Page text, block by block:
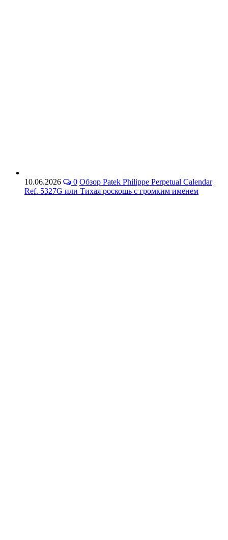
10.06.2026 0 Обзор Patek Philippe Perpetual Calendar
Ref. 5327G или Тихая роскошь с громким именем